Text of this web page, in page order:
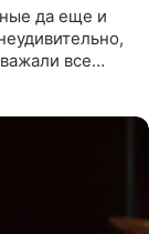
да еще и
все